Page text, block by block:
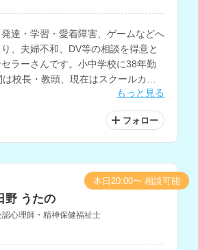
達・学習・愛着障害、ゲームなどへ
、夫婦不和、DV等の相談を得意と
ラーさんです。小中学校に38年勤
校長・教頭、現在はスクールカウ
生徒や保護者の相談に対応されていま
もっと見る
フォロー
野 うたの
認心理師・精神保健福祉士
本日20:00〜 相談可能